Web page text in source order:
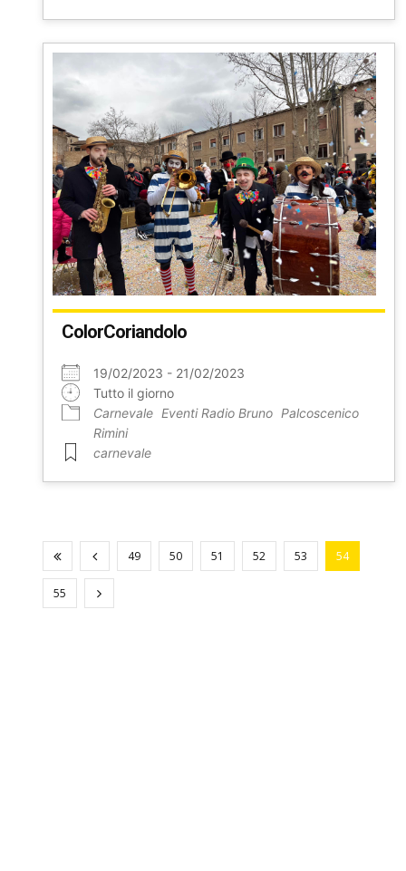
ColorCoriandolo
19/02/2023 - 21/02/2023
Tutto il giorno
Carnevale Eventi Radio Bruno Palcoscenico
Rimini
carnevale
49 50 51 52 53 54
55